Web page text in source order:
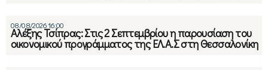
08/08/2026 16:00
Αλέξης Τσίπρας: Στις 2 Σεπτεμβρίου η παρουσίαση του
οικονομικού προγράμματος της ΕΛ.Α.Σ στη Θεσσαλονίκη